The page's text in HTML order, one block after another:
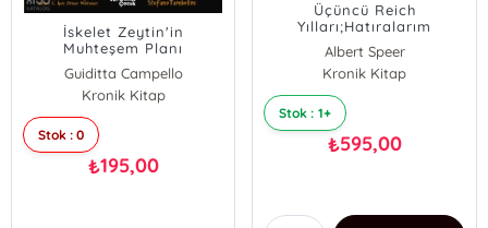
İskelet Zeytin'in
Muhteşem Planı
Guiditta Campello
Kronik Kitap
Stok : 0
₺195,00
Üçüncü Reich
Yılları;Hatıralarım
Albert Speer
Kronik Kitap
Stok : 1+
₺595,00